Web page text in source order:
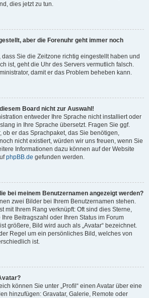
dies jetzt zu tun.
aber die Forenuhr geht immer noch
Sie die Zeitzone richtig eingestellt haben und
ist, geht die Uhr des Servers vermutlich falsch.
damit er das Problem beheben kann.
Board nicht zur Auswahl!
entweder Ihre Sprache nicht installiert oder
in Ihre Sprache übersetzt. Fragen Sie ggf.
ob er das Sprachpaket, das Sie benötigen,
nicht existiert, würden wir uns freuen, wenn Sie
Informationen dazu können auf der Website
phpBB.de gefunden werden.
bei meinem Benutzernamen angezeigt werden?
zwei Bilder bei Ihrem Benutzernamen stehen.
mit Ihrem Rang verknüpft: Oft sind dies Sterne,
Beitragszahl oder Ihren Status im Forum
größere, Bild wird auch als „Avatar“ bezeichnet.
Regel um ein persönliches Bild, welches von
ist.
können Sie unter „Profil“ einen Avatar über eine
hinzufügen: Gravatar, Galerie, Remote oder